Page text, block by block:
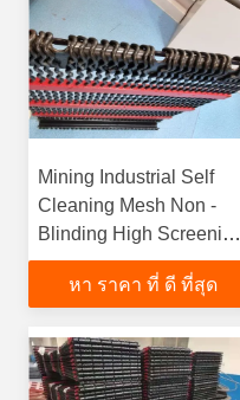
Mining Industrial Self
Cleaning Mesh Non -
Blinding High Screening
Accuracy
หา ราคา ที่ ดี ที่สุด